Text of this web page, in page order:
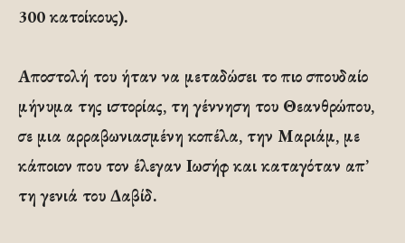
300 κατοίκους).
Αποστολή του ήταν να μεταδώσει το πιο σπουδαίο
μήνυμα της ιστορίας, τη γέννηση του Θεανθρώπου,
σε μια αρραβωνιασμένη κοπέλα, την Μαριάμ, με
κάποιον που τον έλεγαν Ιωσήφ και καταγόταν απ’
τη γενιά του Δαβίδ.